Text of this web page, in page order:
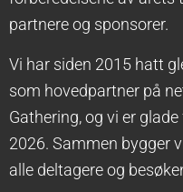
partnere og sponsorer.
Vi har siden 2015 hatt
som hovedpartner på
Gathering, og vi er
2026. Sammen bygger
alle deltagere og